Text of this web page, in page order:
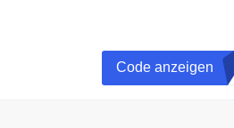
möglich. Keine Barauszahlung
Code anzeigen